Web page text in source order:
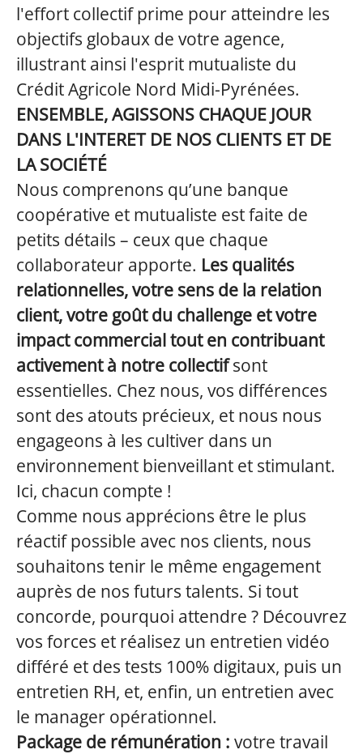
l'effort collectif prime pour atteindre les
objectifs globaux de votre agence,
illustrant ainsi l'esprit mutualiste du
Crédit Agricole Nord Midi-Pyrénées.
ENSEMBLE, AGISSONS CHAQUE JOUR
DANS L'INTERET DE NOS CLIENTS ET DE
LA SOCIÉTÉ
Nous comprenons qu’une banque
coopérative et mutualiste est faite de
petits détails – ceux que chaque
collaborateur apporte. Les qualités
relationnelles, votre sens de la relation
client, votre goût du challenge et votre
impact commercial tout en contribuant
activement à notre collectifsont
essentielles. Chez nous, vos différences
sont des atouts précieux, et nous nous
engageons à les cultiver dans un
environnement bienveillant et stimulant.
Ici, chacun compte !
Comme nous apprécions être le plus
réactif possible avec nos clients, nous
souhaitons tenir le même engagement
auprès de nos futurs talents. Si tout
concorde, pourquoi attendre ? Découvrez
vos forces et réalisez un entretien vidéo
différé et des tests 100% digitaux, puis un
entretien RH, et, enfin, un entretien avec
le manager opérationnel.
Package de rémunération : votre travail